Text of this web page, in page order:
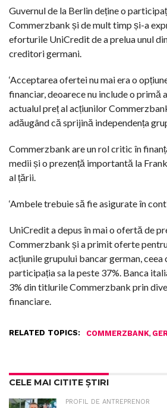
Guvernul de la Berlin deține o
Commerzbank și de mult timp și-a
eforturile UniCredit de a prelua unul
creditori germani.
‘Acceptarea ofertei nu mai era o
financiar, deoarece nu include o primă
actualul preț al acțiunilor
adăugând că sprijină independența
Commerzbank are un rol critic în
medii și o prezență importantă la
al țării.
‘Ambele trebuie să fie asigurate în
UniCredit a depus în mai o ofertă de
Commerzbank și a primit oferte
acțiunile grupului bancar german, ceea
participația sa la peste 37%. Banca
3% din titlurile Commerzbank prin
financiare.
RELATED TOPICS: COMMERZBANK,
CELE MAI CITITE ȘTIRI
PROFIL DE ANTREPRENOR